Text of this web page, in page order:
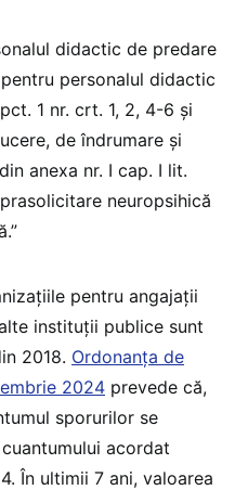
didactic de predare
personalul didactic
1 nr. crt. 1, 2, 4-6 și
de îndrumare și
anexa nr. I cap. I lit.
neuropsihică
pentru angajații
instituții publice sunt
2018. Ordonanța de
2024 prevede că,
sporurilor se
acordat
În ultimii 7 ani, valoarea